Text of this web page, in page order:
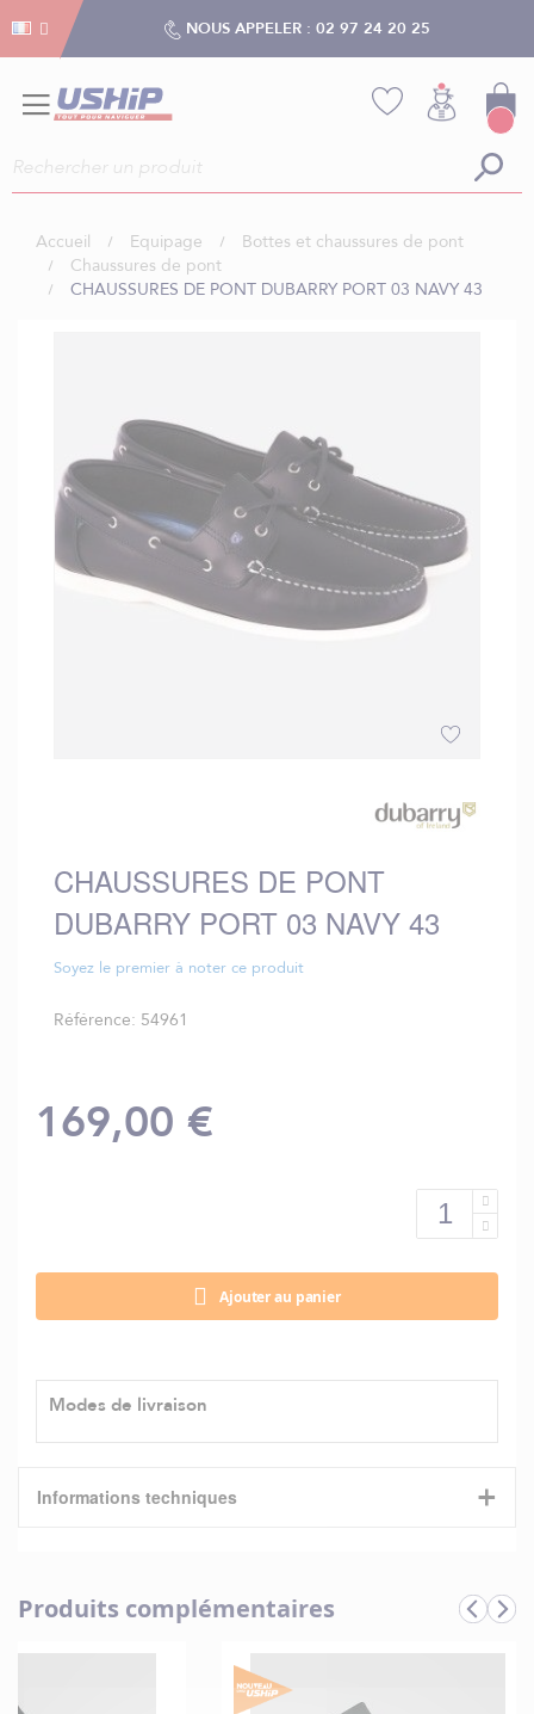
NOUS APPELER : 02 97 24 20 25
Accueil Equipage
Bottes et chaussures de pont
Chaussures de pont
CHAUSSURES DE PONT DUBARRY PORT 03 NAVY 43
the
images
gallery
of
the
images
CHAUSSURES DE PONT
DUBARRY PORT 03 NAVY 43
Soyez le premier à noter ce produit
Référence 54961
169,00 €
Ajouter au panier
Modes de livraison
Informations techniques +
Informations
Produits complémentaires
Gestion des cookies
Gestion des cookies